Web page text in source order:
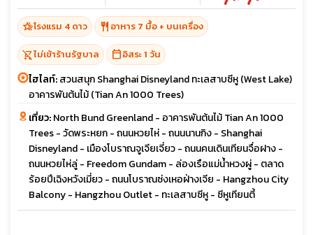
hotel_classโรงแรม 4 ดาว restaurant อาหาร 7 มื้อ + บนเครื่อง
shopping_cart_offไม่เข้าร้านรัฐบาล calendar_todayอิสระ 1 วัน
ไฮไลท์:สวนสนุก Shanghai Disneyland ทะเลสาบซีหู (West Lake)
อาคารพันต้นไม้ (Tian An 1000 Trees)
เที่ยว:North Bund Greenland - อาคารพันต้นไม้ Tian An 1000
Trees - วัดพระหยก - ถนนหวยไห่ - ถนนนานกิง - Shanghai
Disneyland - เมืองโบราณจูเจียเจี่ยว - ถนนคนเดินเทียนจื่อฝาง -
ถนนหวยไห่ลู่ - Freedom Gundam - ล่องเรือแม่น้ำหวงผู่ - ตลาด
ร้อยปีเฉิงหวังเมี่ยว - ถนนโบราณซ่งเหอฝ่างเจีย - Hangzhou City
Balcony - Hangzhou Outlet - ทะเลสาบซีหู - ซีหูเทียนตี้